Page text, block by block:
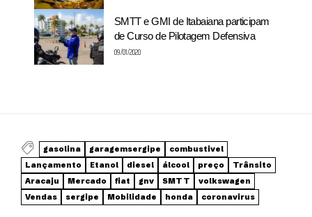
SMTT e GMI de Itabaiana participam
de Curso de Pilotagem Defensiva
09/01/2020
gasolina garagemsergipe
combustivel
Lançamento
Etanol diesel álcool preço
Trânsito
Aracaju
Mercado fiat gnv SMTT
volkswagen
Vendas
sergipe Mobilidade honda coronavirus